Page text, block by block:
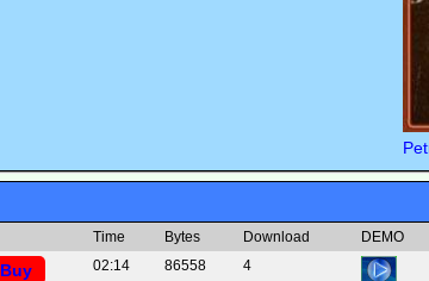
Time Bytes Download DEMO
Buy 02:14 86558 4